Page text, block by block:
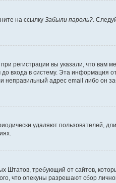
на ссылку Забыли пароль? .
регистрации вы указали, что вам
входа в систему. Эта информация
адрес email либо он
удаляют пользователей,
Штатов, требующий от сайтов,
что опекуны разрешают сбор